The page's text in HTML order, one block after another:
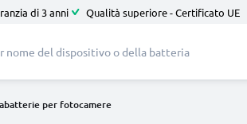
di 3 anni Qualità superiore - Certificato UE
per fotocamere